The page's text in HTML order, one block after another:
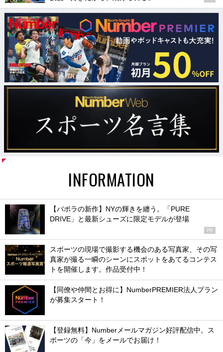
INFORMATION
【バボラの新作】NYの輝きを纏う。「PURE
DRIVE」と最新シューズに限定モデルが登場
PR
スポーツの現場で撮影する機会のある写真家、その写
真家が撮る一瞬のシーンにスポットをあてるコンテス
トを開催します。作品受付中！
【同僚や仲間とお得に】NumberPREMIER法人プラン
が募集スタート！
【登録無料】Numberメールマガジン好評配信中。ス
ポーツの「今」をメールでお届け！